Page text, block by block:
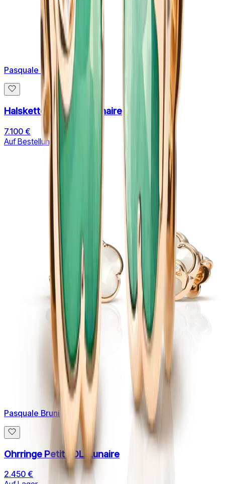
Pasquale Bruni
Halskette TON JOLI Lunaire
7.100 €
Auf Bestellung
Pasquale Bruni
Ohrringe Petit JOLI Lunaire
2.450 €